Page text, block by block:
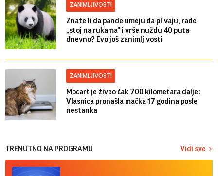
ZANIMLJIVOSTI
Znate li da pande umeju da plivaju, rade
„stoj na rukama” i vrše nuždu 40 puta
dnevno? Evo još zanimljivosti
ZANIMLJIVOSTI
Mocart je živeo čak 700 kilometara dalje:
Vlasnica pronašla mačka 17 godina posle
nestanka
TRENUTNO NA PROGRAMU Vidi sve